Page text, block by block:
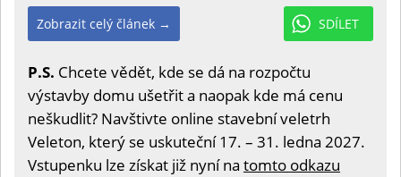
SDÍLET
Zobrazit celý článek →
P.S. Chcete vědět, kde se dá na rozpočtu
výstavby domu ušetřit a naopak kde má cenu
neškudlit? Navštivte online stavební veletrh
Veleton, který se uskuteční 17. – 31. ledna 2027.
Vstupenku lze získat již nyní na tomto odkazu